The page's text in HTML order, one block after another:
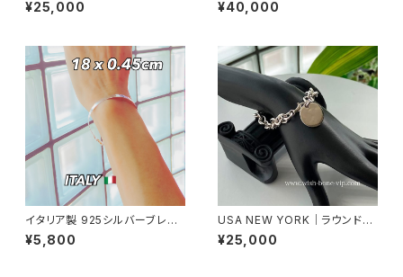
レット｜シルバー925
¥25,000
ックジルコニア&シルバー925ブ
¥40,000
イタリア製 925シルバーブレス
レット 18cm4.5mm幅 スネー
クブレス バングル アンクレット
¥5,800
USA NEW YORK｜ラウンドチ
ャーム Silver925 ブレスレット
｜シルバー925
¥25,000